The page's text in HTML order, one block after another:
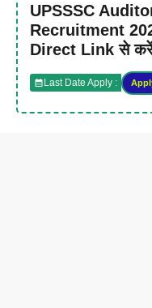
UPSSSC
Recruitment
Direct Link से
Last Date Apply :